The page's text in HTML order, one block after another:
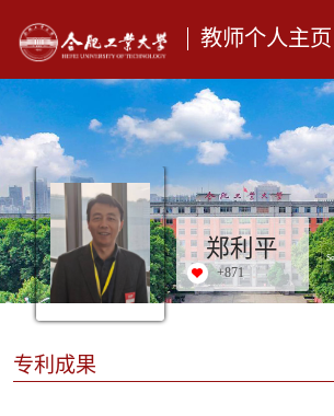
教师个人主页
郑利平
+871
专利成果